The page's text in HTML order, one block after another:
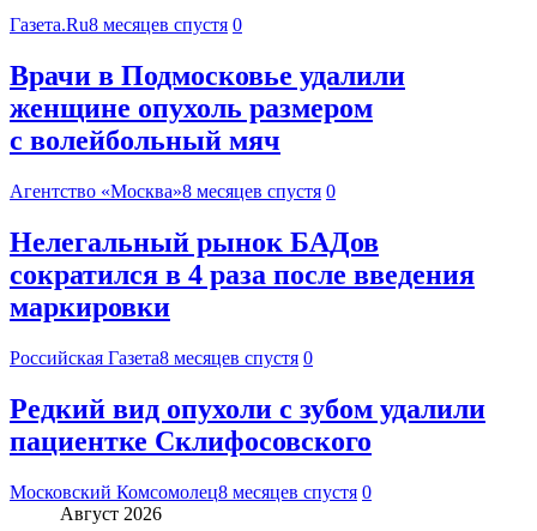
Газета.Ru8 месяцев спустя 0
Врачи в Подмосковье удалили
женщине опухоль размером
с волейбольный мяч
Агентство «Москва»8 месяцев спустя 0
Нелегальный рынок БАДов
сократился в 4 раза после введения
маркировки
Российская Газета8 месяцев спустя 0
Редкий вид опухоли с зубом удалили
пациентке Склифосовского
Московский Комсомолец8 месяцев спустя 0
Август 2026